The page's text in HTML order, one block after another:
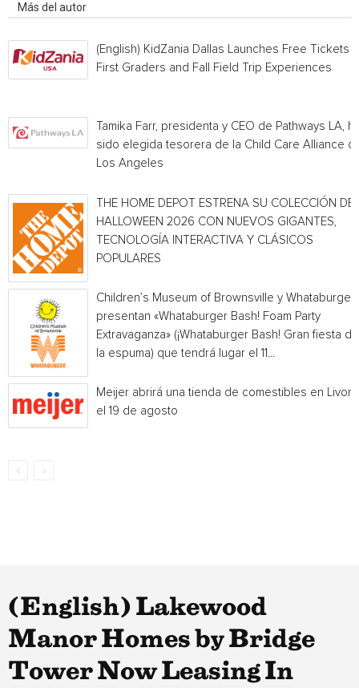
Más del autor
(English) KidZania Dallas Launches Free Tickets
First Graders and Fall Field Trip Experiences
Tamika Farr, presidenta y CEO de Pathways LA,
sido elegida tesorera de la Child Care Alliance of
Los Angeles
THE HOME DEPOT ESTRENA SU COLECCIÓN DE
HALLOWEEN 2026 CON NUEVOS GIGANTES,
TECNOLOGÍA INTERACTIVA Y CLÁSICOS
POPULARES
Children’s Museum of Brownsville y Whataburger
presentan «Whataburger Bash! Foam Party
Extravaganza» (¡Whataburger Bash! Gran fiesta de
la espuma) que tendrá lugar el 11...
Meijer abrirá una tienda de comestibles en
el 19 de agosto
(English) Lakewood
Manor Homes by Bridge
Tower Now Leasing In